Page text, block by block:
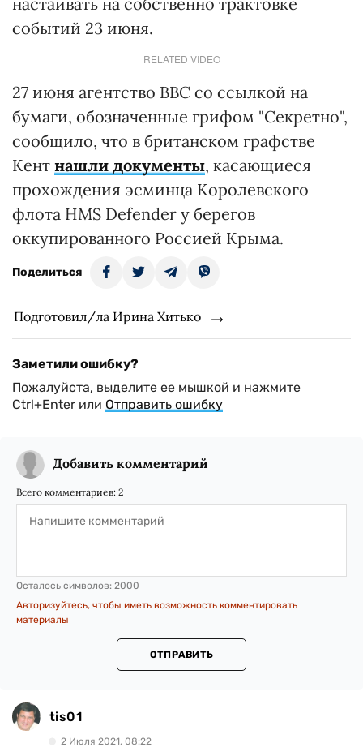
событий 23 июня.
RELATED VIDEO
27 июня агентство BBC со ссылкой на
бумаги, обозначенные грифом "Секретно",
сообщило, что в британском графстве
Кент нашли документы, касающиеся
прохождения эсминца Королевского
флота HMS Defender у берегов
оккупированного Россией Крыма.
Поделиться
Подготовил/ла Ирина Хитько
Заметили ошибку?
Пожалуйста, выделите ее мышкой и нажмите
Ctrl+Enter или Отправить ошибку
Добавить комментарий
Всего комментариев: 2
Осталось символов: 2000
Авторизуйтесь, чтобы иметь возможность комментировать
материалы
ОТПРАВИТЬ
tis01
2 Июля 2021, 08:22